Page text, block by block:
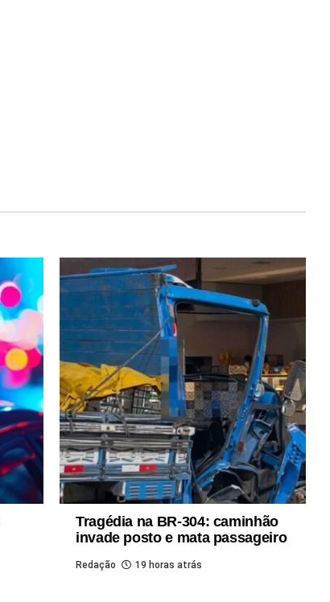
Tragédia na BR-304: caminhão
invade posto e mata passageiro
Redação 19 horas atrás